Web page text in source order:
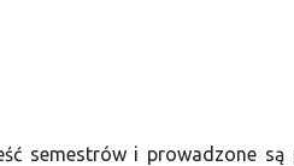
semestrów i prowadzone są